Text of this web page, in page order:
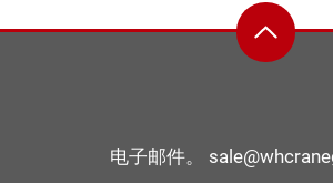
电子邮件。